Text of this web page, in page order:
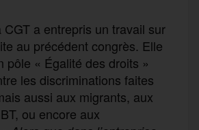
CGT a entrepris un travail sur
au précédent congrès. Elle
pôle « Égalité des droits »
les discriminations faites
aussi aux migrants, aux
ou encore aux